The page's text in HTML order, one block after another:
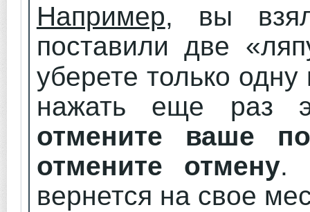
Например, вы
поставили две
уберете только
нажать еще раз
отмените ваше
отмените отмену.
вернется на свое